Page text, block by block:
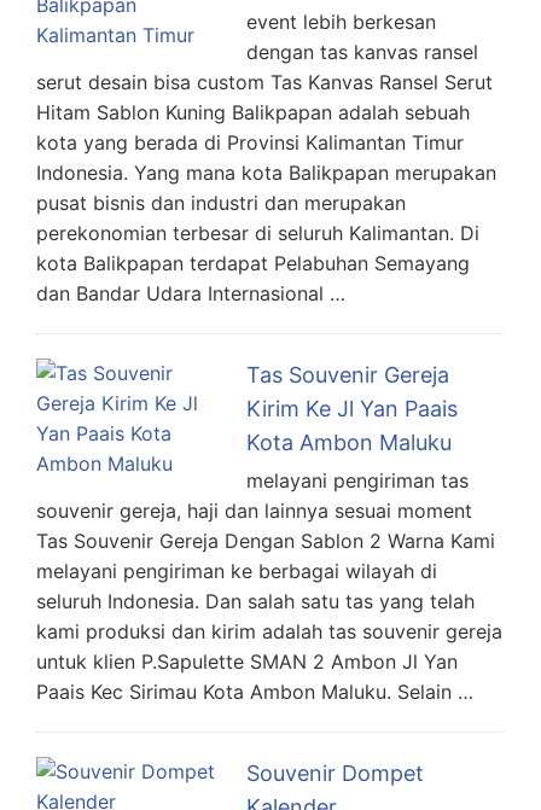
event lebih berkesan
dengan tas kanvas ransel
serut desain bisa custom Tas Kanvas Ransel Serut
Hitam Sablon Kuning Balikpapan adalah sebuah
kota yang berada di Provinsi Kalimantan Timur
Indonesia. Yang mana kota Balikpapan merupakan
pusat bisnis dan industri dan merupakan
perekonomian terbesar di seluruh Kalimantan. Di
kota Balikpapan terdapat Pelabuhan Semayang
dan Bandar Udara Internasional …
Tas Souvenir Gereja
Kirim Ke Jl Yan Paais
Kota Ambon Maluku
melayani pengiriman tas
souvenir gereja, haji dan lainnya sesuai moment
Tas Souvenir Gereja Dengan Sablon 2 Warna Kami
melayani pengiriman ke berbagai wilayah di
seluruh Indonesia. Dan salah satu tas yang telah
kami produksi dan kirim adalah tas souvenir gereja
untuk klien P.Sapulette SMAN 2 Ambon Jl Yan
Paais Kec Sirimau Kota Ambon Maluku. Selain …
Souvenir Dompet